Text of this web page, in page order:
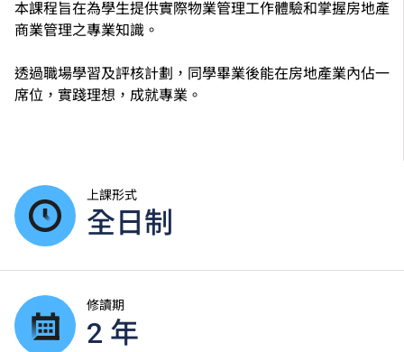
本課程旨在為學生提供實際物業管理工作體驗和掌握房地產
商業管理之專業知識。
透過職場學習及評核計劃，同學畢業後能在房地產業內佔一
席位，實踐理想，成就專業。
上課形式
全日制
修讀期
2 年